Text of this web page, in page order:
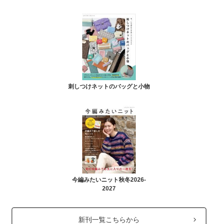
刺しつけネットのバッグと小物
今編みたいニット秋冬2026-
2027
新刊一覧こちらから